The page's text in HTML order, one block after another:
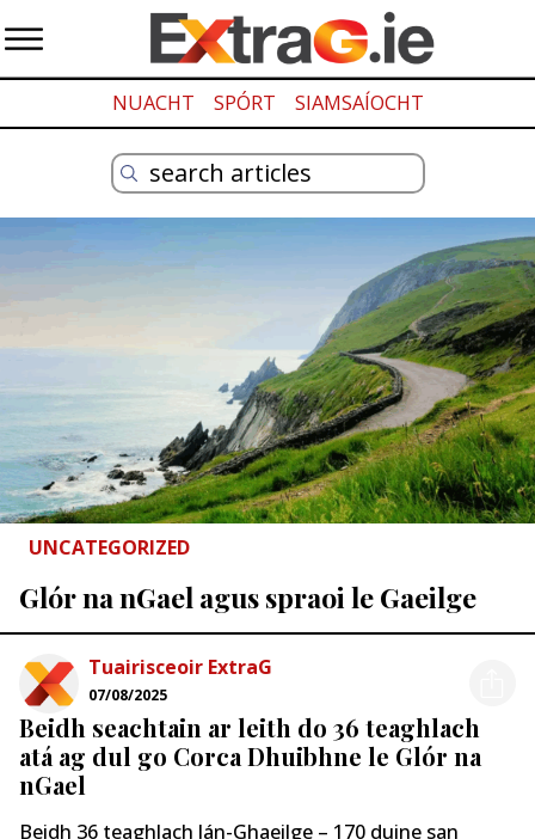
NUACHT SPÓRT SIAMSAÍOCHT
UNCATEGORIZED
Glór na nGael agus spraoi le Gaeilge
Tuairisceoir ExtraG
07/08/2025
Beidh seachtain ar leith do 36 teaghlach
atá ag dul go Corca Dhuibhne le Glór na
nGael
Beidh 36 teaghlach lán-Ghaeilge – 170 duine san